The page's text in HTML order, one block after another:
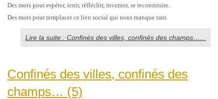
Des mots pour espérer, tenir, réfléchir, inventer, se reconstruire.
Des mots pour remplacer ce lien social qui nous manque tant.
Lire la suite : Confinés des villes, confinés des champs…...
Confinés des villes, confinés des
champs… (5)